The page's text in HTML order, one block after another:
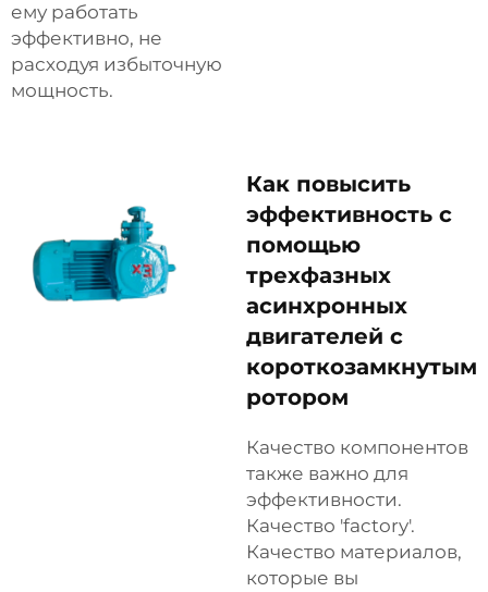
ему работать
эффективно, не
расходуя избыточную
мощность.
Как повысить
эффективность с
помощью
трехфазных
асинхронных
двигателей с
короткозамкнутым
ротором
Качество компонентов
также важно для
эффективности.
Качество 'factory'.
Качество материалов,
которые вы